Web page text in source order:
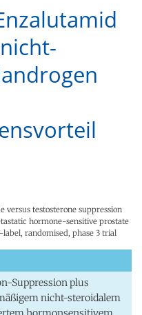
versus testosterone suppression
hormone-sensitive prostate
randomised, phase 3 trial
Suppression plus
nicht-steroidalem